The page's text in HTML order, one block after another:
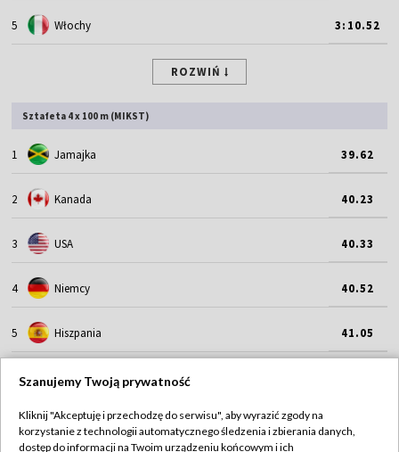
5 Włochy 3:10.52
ROZWIŃ
Sztafeta 4 x 100 m (MIKST)
1 Jamajka 39.62
2 Kanada 40.23
3 USA 40.33
4 Niemcy 40.52
5 Hiszpania 41.05
ROZWIŃ
Szanujemy Twoją prywatność
Kliknij "Akceptuję i przechodzę do serwisu", aby wyrazić zgody na
korzystanie z technologii automatycznego śledzenia i zbierania danych,
dostęp do informacji na Twoim urządzeniu końcowym i ich